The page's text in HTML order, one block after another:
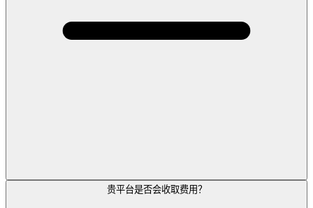
贵平台是否会收取费用？